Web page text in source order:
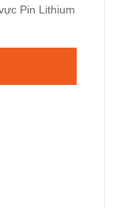
Pin Lithium